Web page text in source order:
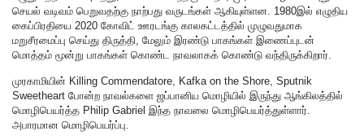
செயல் வடிவம் பெறுவதற்கு நாற்பது வருடங்கள் ஆகியுள்ளன. 1980இல் எழுதிய
கைப்பிரதியை 2020 கோவிட் ஊரடங்கு காலகட்டத்தில் முழுவதுமாக
மறுசீரமைப்பு செய்து திருத்தி, மேலும் இரண்டு பாகங்கள் இணைப்புடன்
மொத்தம் மூன்று பாகங்கள் கொண்ட நாவலாகக் கொண்டு வந்திருக்கிறார்.
முரகாமியின் Killing Commendatore, Kafka on the Shore, Sputnik
Sweetheart போன்ற நாவல்களை ஜப்பானிய மொழியில் இருந்து ஆங்கிலத்தில்
மொழிபெயர்த்த Philip Gabriel இந்த நாவலை மொழிபெயர்த்துள்ளார்.
அபாரமான மொழிபெயர்ப்பு.